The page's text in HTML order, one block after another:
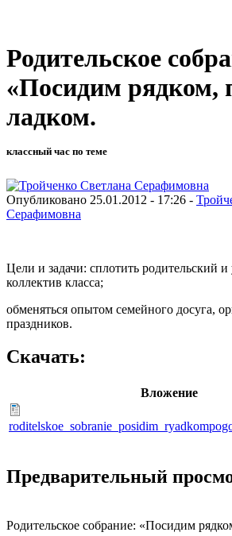
Родительское
«Посидим рядком,
ладком.
классный час по теме
Опубликовано 25.01.2012 - 17:26 -
Серафимовна
Цели и задачи: сплотить родительский и
коллектив класса;
обменяться опытом семейного досуга,
праздников.
Скачать:
Вложение
Предварительный
Родительское собрание: «Посидим